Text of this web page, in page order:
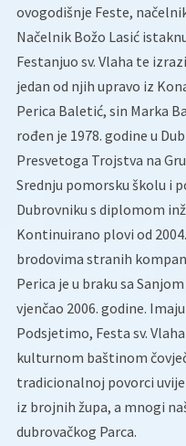
ovogodišnje Feste,
Načelnik Božo Lasić
Festanjuo sv. Vlaha te
jedan od njih upravo iz
Perica Baletić, sin Marka
rođen je 1978. godine u
Presvetoga Trojstva na
Srednju pomorsku školu i
Dubrovniku s diplomom
Kontinuirano plovi od
brodovima stranih
Perica je u braku sa
vjenčao 2006. godine.
Podsjetimo, Festa sv.
kulturnom baštinom
tradicionalnoj povorci
iz brojnih župa, a mnogi
dubrovačkog Parca.